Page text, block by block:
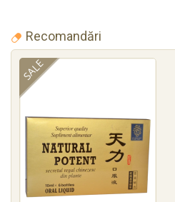
Recomandări
SALE